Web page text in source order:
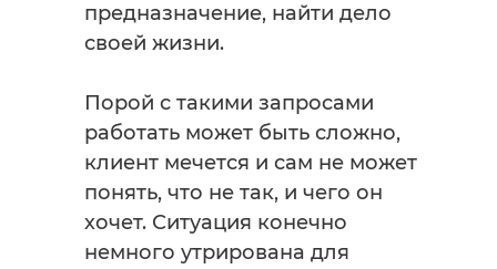
предназначение, найти дело
своей жизни.
Порой с такими запросами
работать может быть сложно,
клиент мечется и сам не может
понять, что не так, и чего он
хочет. Ситуация конечно
немного утрирована для